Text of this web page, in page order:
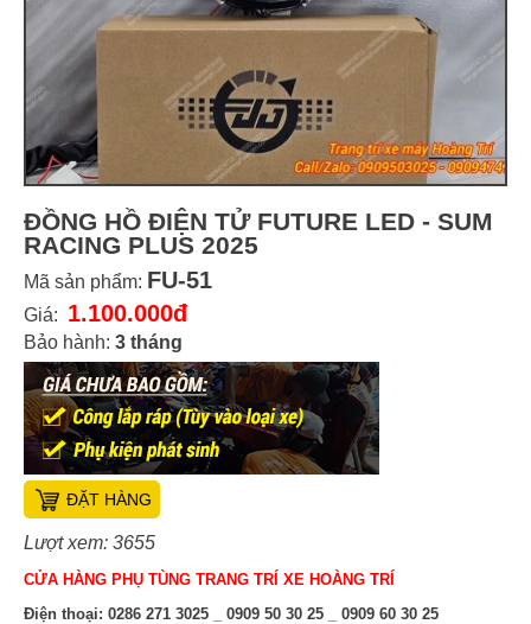
ĐỒNG HỒ ĐIỆN TỬ FUTURE LED - SUM
RACING PLUS 2025
Mã sản phẩm: FU-51
Giá: 1.100.000đ
Bảo hành: 3 tháng
ĐẶT HÀNG
Lượt xem: 3655
CỬA HÀNG PHỤ TÙNG TRANG TRÍ XE HOÀNG TRÍ
Điện thoại: 0286 271 3025 _ 0909 50 30 25 _ 0909 60 30 25